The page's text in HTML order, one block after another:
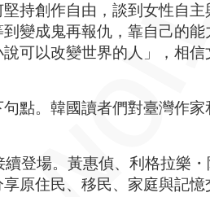
持創作自由，談到女性自主
變成鬼再報仇，靠自己的
可以改變世界的人」，相
點。韓國讀者們對臺灣作
登場。黃惠偵、利格拉樂
原住民、移民、家庭與記憶